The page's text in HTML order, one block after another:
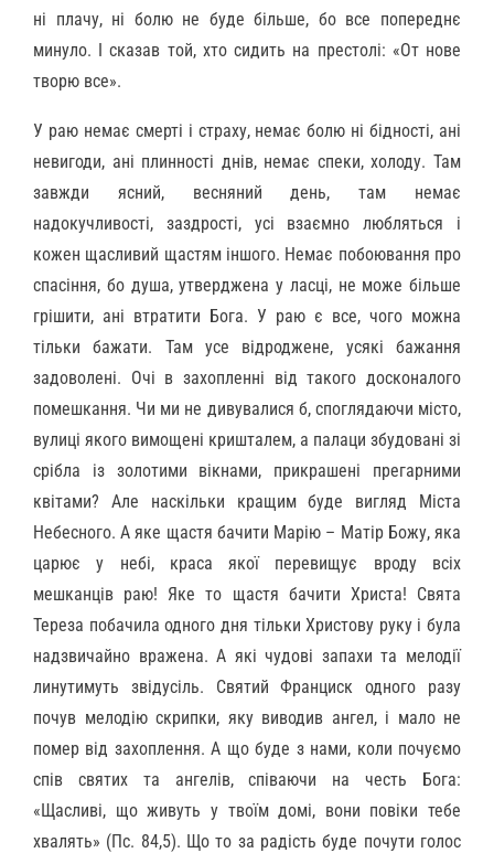
ні плачу, ні болю не буде більше, бо все попереднє
минуло. І сказав той, хто сидить на престолі: «От нове
творю все».
У раю немає смерті і страху, немає болю ні бідності, ані
невигоди, ані плинності днів, немає спеки, холоду. Там
завжди ясний, весняний день, там немає
надокучливості, заздрості, усі взаємно любляться і
кожен щасливий щастям іншого. Немає побоювання про
спасіння, бо душа, утверджена у ласці, не може більше
грішити, ані втратити Бога. У раю є все, чого можна
тільки бажати. Там усе відроджене, усякі бажання
задоволені. Очі в захопленні від такого досконалого
помешкання. Чи ми не дивувалися б, споглядаючи місто,
вулиці якого вимощені кришталем, а палаци збудовані зі
срібла із золотими вікнами, прикрашені прегарними
квітами? Але наскільки кращим буде вигляд Міста
Небесного. А яке щастя бачити Марію – Матір Божу, яка
царює у небі, краса якої перевищує вроду всіх
мешканців раю! Яке то щастя бачити Христа! Свята
Тереза побачила одного дня тільки Христову руку і була
надзвичайно вражена. А які чудові запахи та мелодії
линутимуть звідусіль. Святий Франциск одного разу
почув мелодію скрипки, яку виводив ангел, і мало не
помер від захоплення. А що буде з нами, коли почуємо
спів святих та ангелів, співаючи на честь Бога:
«Щасливі, що живуть у твоїм домі, вони повіки тебе
хвалять» (Пс. 84,5). Що то за радість буде почути голос